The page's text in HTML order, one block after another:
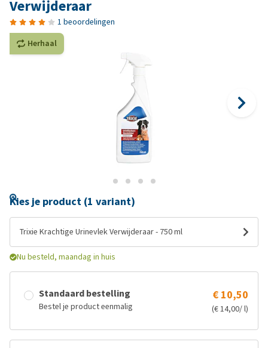
Verwijderaar
1 beoordelingen
Herhaal
Kies je product (1 variant)
Trixie Krachtige Urinevlek Verwijderaar - 750 ml
Nu besteld, maandag in huis
Standaard bestelling
Bestel je product eenmalig
€ 10,50
(€ 14,00/ l)